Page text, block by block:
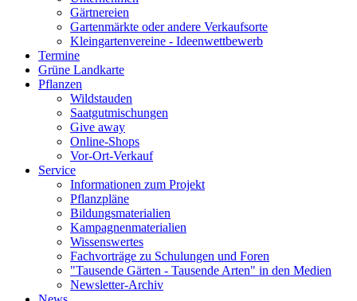
Gärtnereien
Gartenmärkte oder andere Verkaufsorte
Kleingartenvereine - Ideenwettbewerb
Termine
Grüne Landkarte
Pflanzen
Wildstauden
Saatgutmischungen
Give away
Online-Shops
Vor-Ort-Verkauf
Service
Informationen zum Projekt
Pflanzpläne
Bildungsmaterialien
Kampagnenmaterialien
Wissenswertes
Fachvorträge zu Schulungen und Foren
"Tausende Gärten - Tausende Arten" in den Medien
Newsletter-Archiv